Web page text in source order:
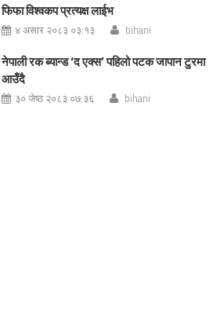
फिफा विश्वकप प्रत्यक्ष लाईभ
४ असार २०८३ ०३:१३ bihani
नेपाली रक ब्यान्ड ‘द एक्स’ पहिलो पटक जापान टुरमा
आउँदै
३० जेष्ठ २०८३ ०७:३६ bihani